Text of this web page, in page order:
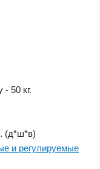
50 кг.
(д*ш*в)
и регулируемые